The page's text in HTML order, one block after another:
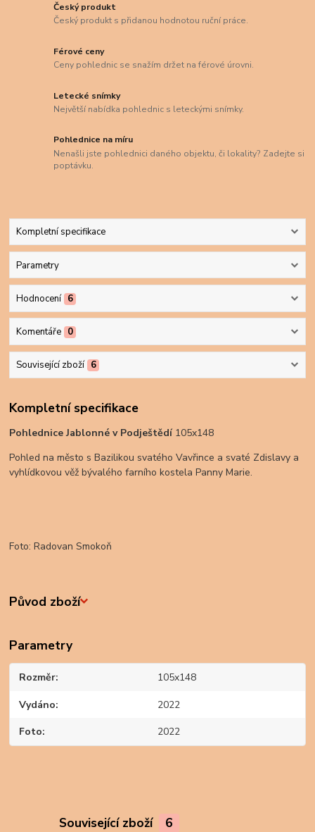
Český produkt
Český produkt s přidanou hodnotou ruční práce.
Férové ceny
Ceny pohlednic se snažím držet na férové úrovni.
Letecké snímky
Největší nabídka pohlednic s leteckými snímky.
Pohlednice na míru
Nenašli jste pohlednici daného objektu, či lokality? Zadejte si
poptávku.
Kompletní specifikace
Parametry
Hodnocení 6
Komentáře 0
Související zboží 6
Kompletní specifikace
Pohlednice Jablonné v Podještědí 105x148
Pohled na město s Bazilikou svatého Vavřince a svaté Zdislavy a
vyhlídkovou věž bývalého farního kostela Panny Marie.
Foto: Radovan Smokoň
Původ zboží
Parametry
Rozměr 105x148
Vydáno 2022
Foto 2022
Související zboží 6